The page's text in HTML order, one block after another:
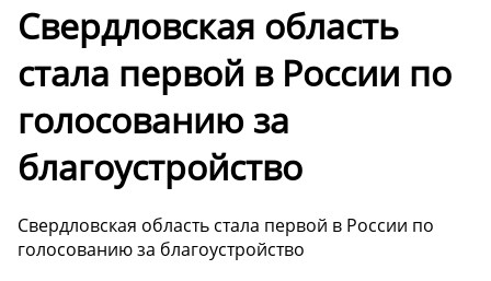
Свердловская область
стала первой в России по
голосованию за
благоустройство
Свердловская область стала первой в России по
голосованию за благоустройство